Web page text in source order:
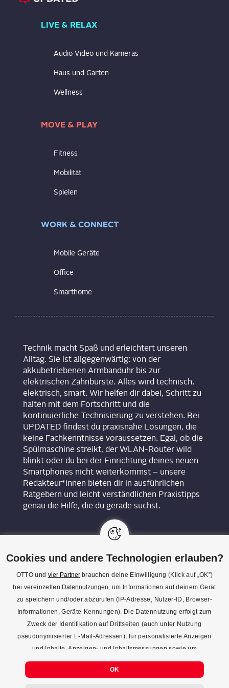
LIVE & RELAX
Audio Video und Kameras
Haus und Garten
Wellness
MOVE & PLAY
Fitness
Mobilität
Spielen
WORK & CONNECT
Mobile Geräte
Office
Smarthome
Technik macht Spaß und erleichtert unseren
Alltag. Sie ist allgegenwärtig: von der
akkubetriebenen Armbanduhr bis zur
elektrischen Zahnbürste. Alles wird technisch,
elektrisch, smart. Wir helfen dir dabei, Schritt zu
halten mit dem Fortschritt und die
kontinuierliche Technisierung zu verstehen. Bei
UPDATED findest du praxisnahe Lösungen, die
keine Fachkenntnisse voraussetzen. Egal, ob die
Spülmaschine streikt, der WLAN-Router wild
blinkt oder du bei der Einrichtung deines neuen
Smartphones nicht weiterkommst – unsere
Redakteur*innen bieten dir in ausführlichen
Ratgebern und leicht verständlichen Praxistipps
genau die Hilfe, die du gerade suchst.
KON­TAKT
REDAK­TI­ON
IMPRES­SUM
DATENSCHUTZ
COOKIE-EINSTELLUNGEN
Cookies und andere Technologien erlauben?
OTTO und vier Partnerbrauchen deine Einwilligung (Klick auf „OK”)
bei vereinzelten Datennutzungen, um Informationen auf deinem Gerät
zu speichern und/oder abzurufen (IP-Adresse, Nutzer-ID, Browser-
Informationen, Geräte-Kennungen). Die Datennutzung erfolgt zum
Zweck der Identifikation auf Drittseiten (auch unter Nutzung
pseudonymisierter E-Mail-Adressen), für personalisierte Anzeigen
und Inhalte, Anzeigen- und Inhaltsmessungen sowie um
Erkenntnisse über Zielgruppen und Produktentwicklungen zu
gewinnen. Mehr Infos zur Einwilligung (inkl. Widerrufsmöglichkeit)
OK